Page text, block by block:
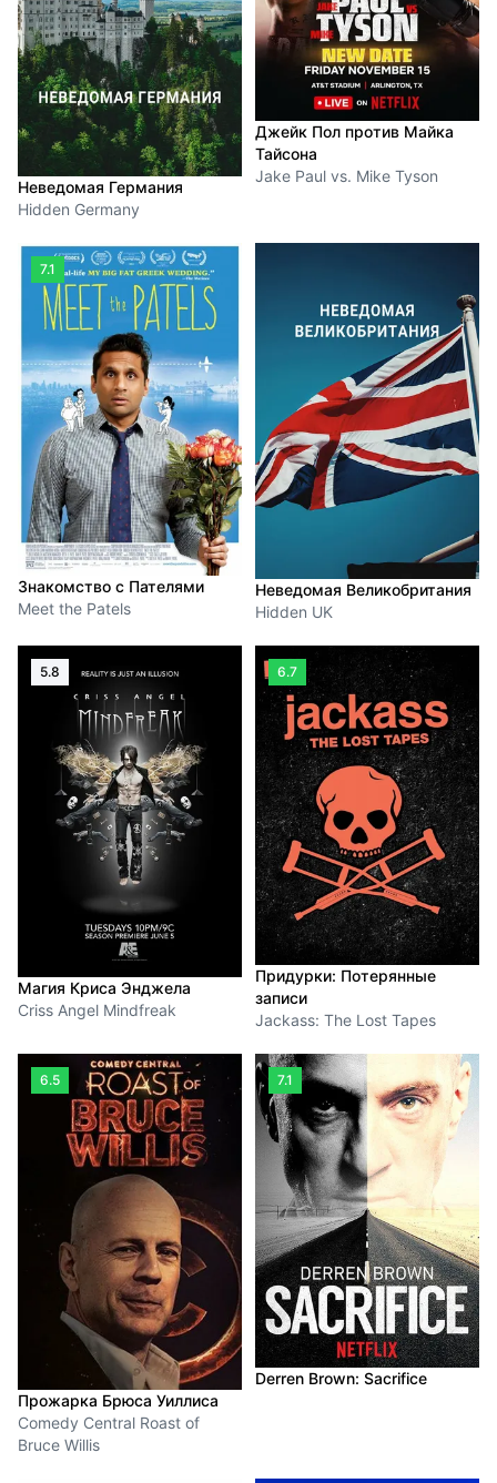
Неведомая Германия
Hidden Germany
Джейк Пол против Майка
Тайсона
Jake Paul vs. Mike Tyson
7.1
Знакомство с Пателями
Meet the Patels
Неведомая Великобритания
Hidden UK
5.8
Магия Криса Энджела
Criss Angel Mindfreak
6.7
Придурки: Потерянные
записи
Jackass: The Lost Tapes
6.5
Прожарка Брюса Уиллиса
Comedy Central Roast of
Bruce Willis
7.1
Derren Brown: Sacrifice